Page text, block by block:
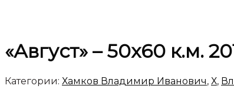
«Август» – 50х60 к.м.
Категории: Хамков Владимир Иванович, Х,